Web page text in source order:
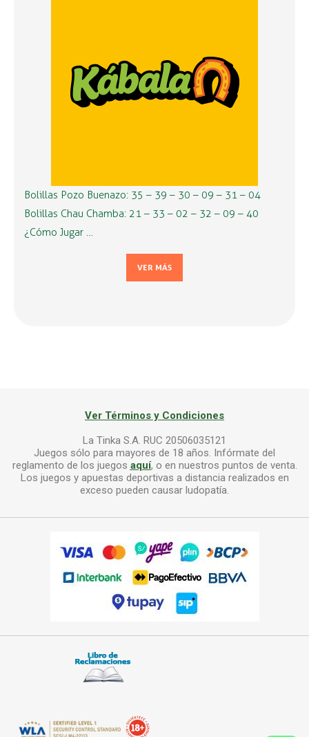
Bolillas Pozo Buenazo: 35 – 39 – 30 – 09 – 31 – 04
Bolillas Chau Chamba: 21 – 33 – 02 – 32 – 09 – 40
¿Cómo Jugar …
VER MÁS
Ver Términos y Condiciones
La Tinka S.A. RUC 20506035121
Juegos sólo para mayores de 18 años. Infórmate del
reglamento de los juegos aquí, o en nuestros puntos de venta.
Los juegos y apuestas deportivas a distancia realizados en
exceso pueden causar ludopatía.